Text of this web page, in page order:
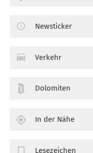
Newsticker
Verkehr
Dolomiten
In der Nähe
Lesezeichen